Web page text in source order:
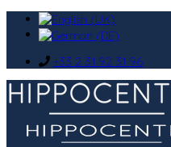
+33 2 31 92 31 96